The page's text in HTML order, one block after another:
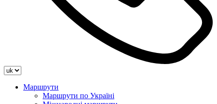
Маршрути
Маршрути по Україні